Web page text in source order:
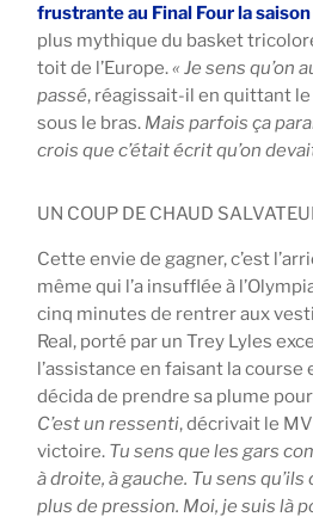
frustrante au Final Four la
plus mythique du basket
toit de l’Europe.« Je sens qu’on
passé, réagissait-il en quittant
sous le bras. Mais parfois ça
crois que c’était écrit qu’on
UN COUP DE CHAUD
Cette envie de gagner, c’est
même qui l’a insufflée à
cinq minutes de rentrer aux
Real, porté par un Trey Lyles
l’assistance en faisant la course
décida de prendre sa plume
C’est un ressenti, décrivait le
victoire. Tu sens que les gars
à droite, à gauche. Tu sens
plus de pression. Moi, je suis là